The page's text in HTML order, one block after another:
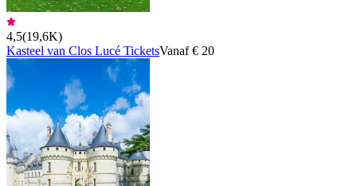
4,5(19,6K)
Kasteel van Clos Lucé TicketsVanaf € 20